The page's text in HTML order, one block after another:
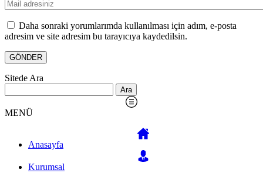
Daha sonraki yorumlarımda kullanılması için adım, e-posta
adresim ve site adresim bu tarayıcıya kaydedilsin.
Sitede Ara
MENÜ
Anasayfa
Kurumsal